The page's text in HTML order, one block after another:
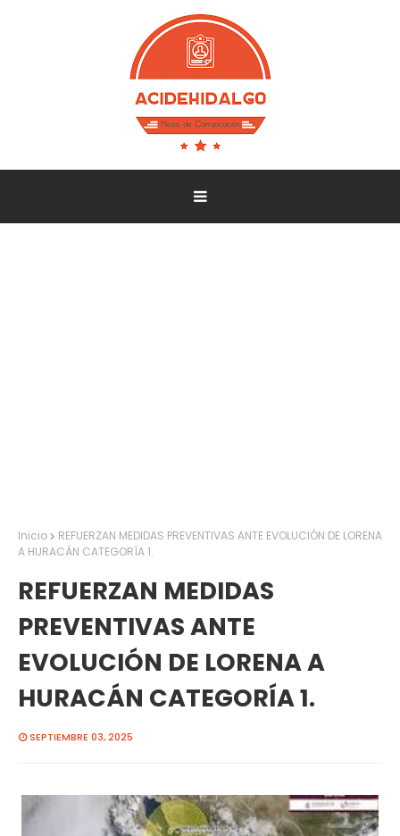
Inicio
REFUERZAN MEDIDAS PREVENTIVAS ANTE EVOLUCIÓN DE LORENA
A HURACÁN CATEGORÍA 1.
REFUERZAN MEDIDAS
PREVENTIVAS ANTE
EVOLUCIÓN DE LORENA A
HURACÁN CATEGORÍA 1.
SEPTIEMBRE 03, 2025